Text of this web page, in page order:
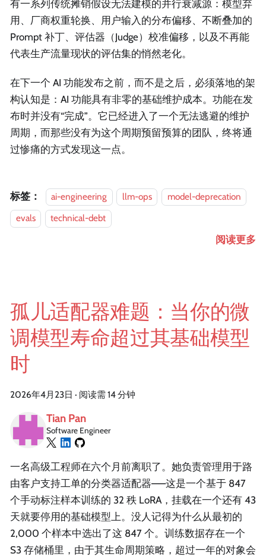
有一系列传统摊销假设无法建模的并行衰减源：模型弃
用、厂商权重轮换、用户输入的分布偏移、不断叠加的
Prompt 补丁、评估器（Judge）校准偏移，以及不再能
代表生产流量现状的评估集的悄然老化。
在下一个 AI 功能发布之前，而不是之后，必须落地的架
构认知是：AI 功能具有非零的基础维护成本。功能在发
布时并没有“完成”。它已经进入了一个无法逃避的维护
周期，而那些没有为这个周期预留预算的团队，终将通
过惨痛的方式发现这一点。
标签： ai-engineering llm-ops
model-deprecation
evals
technical-debt
阅读更多
孤儿适配器难题：当你的微
调模型寿命超过其基础模型
时
2026年4月23日 · 阅读需 14 分钟
Tian Pan
Software Engineer
一名高级工程师在六个月前离职了。她负责管理用于路
由客户支持工单的分类器适配器——这是一个基于 847
个手动标注样本训练的 32 秩 LoRA，挂载在一个还有 43
天就要停用的基础模型上。没人记得为什么从最初的
2,000 个样本中选出了这 847 个。训练数据存在一个
S3 存储桶里，由于其生命周期策略，超过一年的对象会